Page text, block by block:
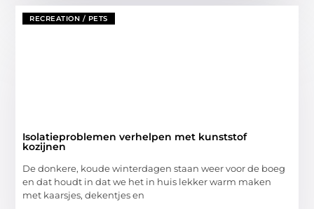
RECREATION / PETS
Isolatieproblemen verhelpen met kunststof
kozijnen
De donkere, koude winterdagen staan weer voor de boeg
en dat houdt in dat we het in huis lekker warm maken
met kaarsjes, dekentjes en